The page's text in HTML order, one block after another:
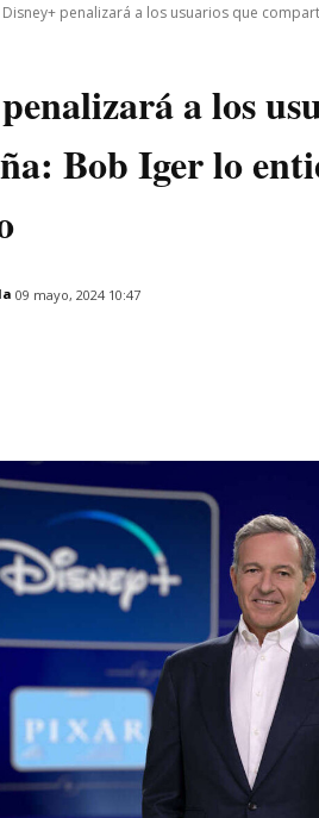
Disney+ penalizará a los usuarios que
a los
Bob Iger lo
09 mayo, 2024 10:47